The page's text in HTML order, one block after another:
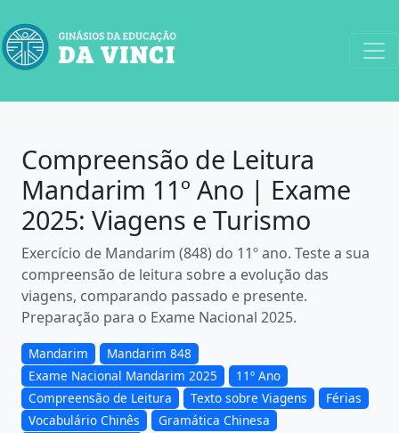
Compreensão de Leitura
Mandarim 11º Ano | Exame
2025: Viagens e Turismo
Exercício de Mandarim (848) do 11º ano. Teste a sua
compreensão de leitura sobre a evolução das
viagens, comparando passado e presente.
Preparação para o Exame Nacional 2025.
Mandarim
Mandarim 848
Exame Nacional Mandarim 2025
11º Ano
Compreensão de Leitura
Texto sobre Viagens
Férias
Vocabulário Chinês
Gramática Chinesa